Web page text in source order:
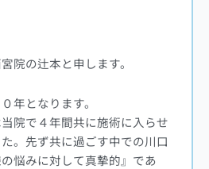
院の辻本と申します。
年となります。
院で４年間共に施術に入らせ
。先ず共に過ごす中での川口
悩みに対して真摯的』であ